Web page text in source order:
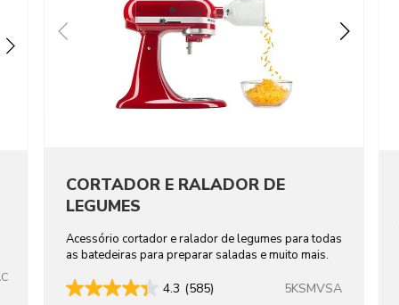
CORTADOR E RALADOR DE
LEGUMES
Acessório cortador e ralador de legumes para todas
as batedeiras para preparar saladas e muito mais.
4.3 (585) 5KSMVSA